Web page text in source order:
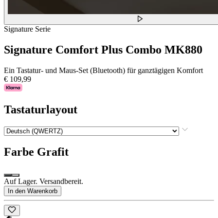
Signature Serie
Signature Comfort Plus Combo MK880
Ein Tastatur- und Maus-Set (Bluetooth) für ganztägigen Komfort
€ 109,99
Tastaturlayout
Farbe Grafit
Auf Lager. Versandbereit.
In den Warenkorb